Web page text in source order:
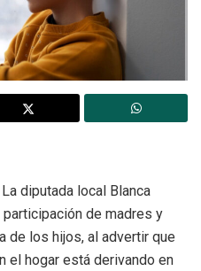
diputada local Blanca
de madres y
de los hijos, al advertir que
el hogar está derivando en